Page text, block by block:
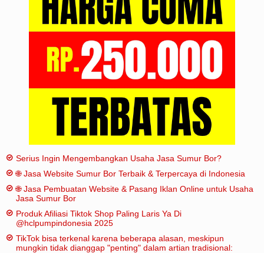
Serius Ingin Mengembangkan Usaha Jasa Sumur Bor?
🌐 Jasa Website Sumur Bor Terbaik & Terpercaya di Indonesia
🌐 Jasa Pembuatan Website & Pasang Iklan Online untuk Usaha
Jasa Sumur Bor
Produk Afiliasi Tiktok Shop Paling Laris Ya Di
@hclpumpindonesia 2025
TikTok bisa terkenal karena beberapa alasan, meskipun
mungkin tidak dianggap "penting" dalam artian tradisional:
Sitemap